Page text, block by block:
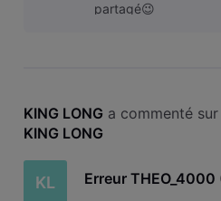
partagé😉
KING LONG a commenté
KING LONG
KL Erreur THEO_4000